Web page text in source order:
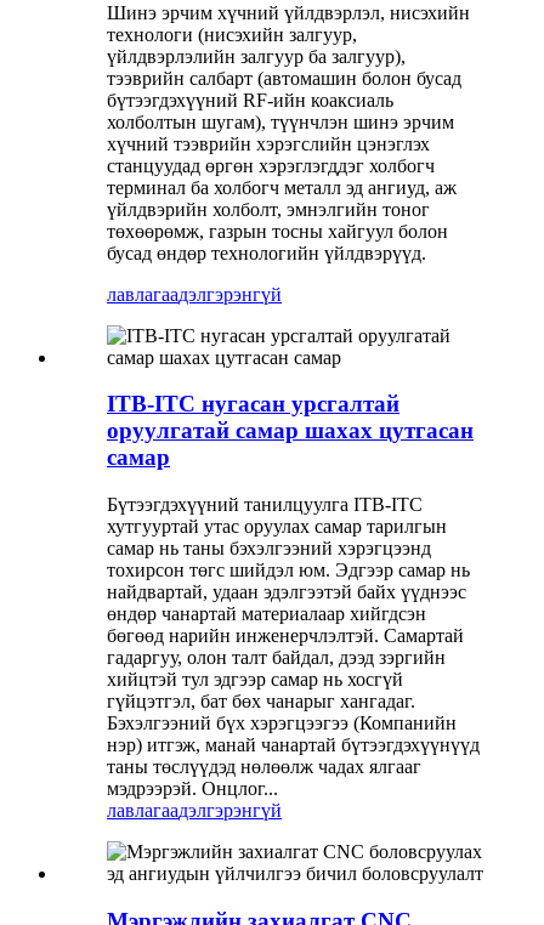
Шинэ эрчим хүчний үйлдвэрлэл, нисэхийн
технологи (нисэхийн залгуур,
үйлдвэрлэлийн залгуур ба залгуур),
тээврийн салбарт (автомашин болон бусад
бүтээгдэхүүний RF-ийн коаксиаль
холболтын шугам), түүнчлэн шинэ эрчим
хүчний тээврийн хэрэгслийн цэнэглэх
станцуудад өргөн хэрэглэгддэг холбогч
терминал ба холбогч металл эд ангиуд, аж
үйлдвэрийн холболт, эмнэлгийн тоног
төхөөрөмж, газрын тосны хайгуул болон
бусад өндөр технологийн үйлдвэрүүд.
лавлагаадэлгэрэнгүй
ITB-ITC нугасан урсгалтай
оруулгатай самар шахах цутгасан
самар
Бүтээгдэхүүний танилцуулга ITB-ITC
хутгууртай утас оруулах самар тарилгын
самар нь таны бэхэлгээний хэрэгцээнд
тохирсон төгс шийдэл юм. Эдгээр самар нь
найдвартай, удаан эдэлгээтэй байх үүднээс
өндөр чанартай материалаар хийгдсэн
бөгөөд нарийн инженерчлэлтэй. Самартай
гадаргуу, олон талт байдал, дээд зэргийн
хийцтэй тул эдгээр самар нь хосгүй
гүйцэтгэл, бат бөх чанарыг хангадаг.
Бэхэлгээний бүх хэрэгцээгээ (Компанийн
нэр) итгэж, манай чанартай бүтээгдэхүүнүүд
таны төслүүдэд нөлөөлж чадах ялгааг
мэдрээрэй. Онцлог...
лавлагаадэлгэрэнгүй